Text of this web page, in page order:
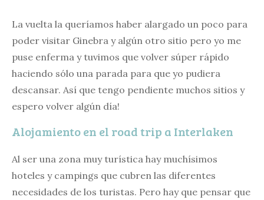
La vuelta la queríamos haber alargado un poco para
poder visitar Ginebra y algún otro sitio pero yo me
puse enferma y tuvimos que volver súper rápido
haciendo sólo una parada para que yo pudiera
descansar. Así que tengo pendiente muchos sitios y
espero volver algún día!
Alojamiento en el road trip a Interlaken
Al ser una zona muy turística hay muchísimos
hoteles y campings que cubren las diferentes
necesidades de los turistas. Pero hay que pensar que